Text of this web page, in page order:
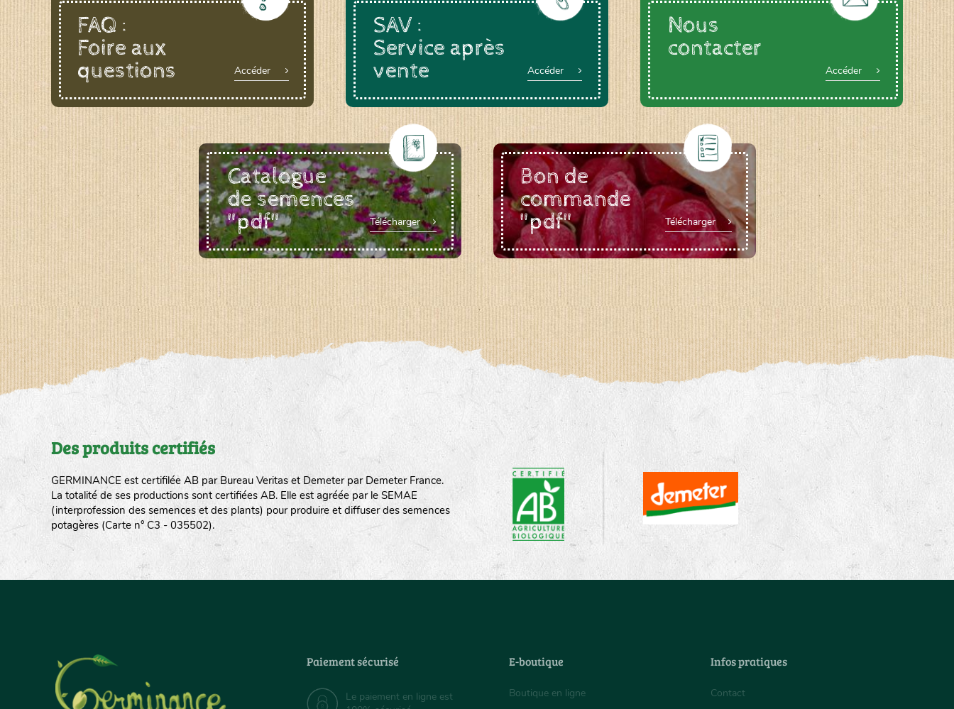
FAQ :
Foire aux
questions
Accéder
SAV :
Service après
vente
Accéder
Nous
contacter
Accéder
Catalogue
de semences
"pdf"
Télécharger
Bon de
commande
"pdf"
Télécharger
Des produits certifiés
GERMINANCE est certifilée AB par Bureau Veritas et Demeter par Demeter France.
La totalité de ses productions sont certifiées AB. Elle est agréée par le SEMAE
(interprofession des semences et des plants) pour produire et diffuser des semences
potagères (Carte n° C3 - 035502).
Paiement sécurisé
Le paiement en ligne est
E-boutique
Boutique en ligne
Infos pratiques
Contact